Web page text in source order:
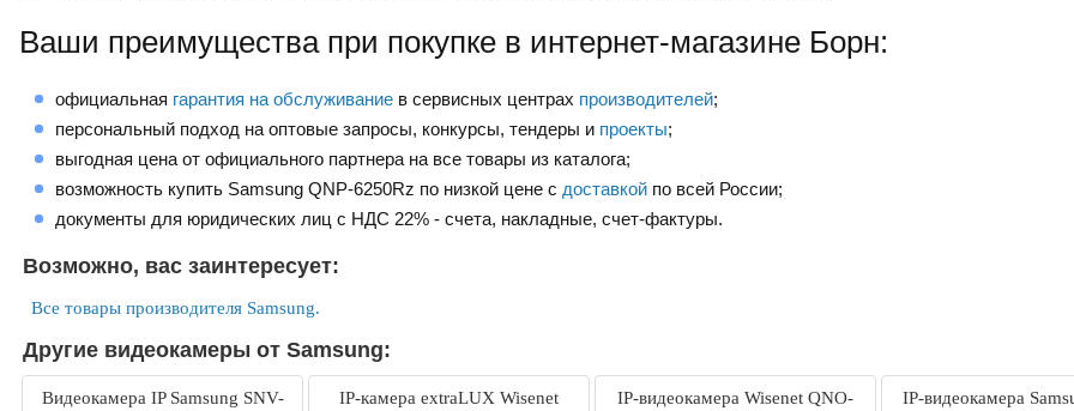
Ваши преимущества при покупке в интернет-магазине Борн:
официальная гарантия на обслуживание в сервисных центрах производителей;
персональный подход на оптовые запросы, конкурсы, тендеры и проекты;
выгодная цена от официального партнера на все товары из каталога;
возможность купить Samsung QNP-6250Rz по низкой цене с доставкой по всей России;
документы для юридических лиц с НДС 22% - счета, накладные, счет-фактуры.
Возможно, вас заинтересует:
Все товары производителя Samsung.
Другие видеокамеры от Samsung:
Видеокамера IP Samsung SNV-
IP-камера extraLUX Wisenet
IP-видеокамера Wisenet QNO-
IP-видеокамера